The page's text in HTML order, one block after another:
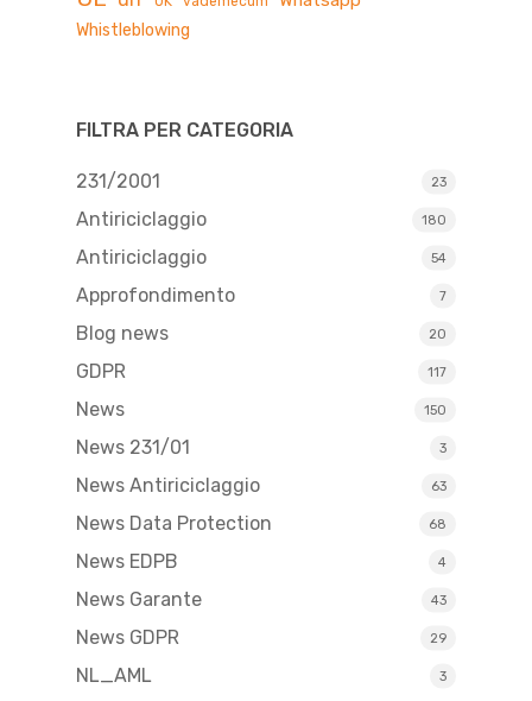
Whistleblowing
FILTRA PER CATEGORIA
231/2001 23
Antiriciclaggio 180
Antiriciclaggio 54
Approfondimento 7
Blog news 20
GDPR 117
News 150
News 231/01 3
News Antiriciclaggio 63
News Data Protection 68
News EDPB 4
News Garante 43
News GDPR 29
NL_AML 3